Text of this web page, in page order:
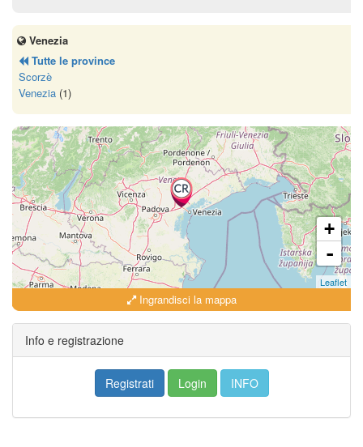
Venezia
Tutte le province
Scorzè
Venezia (1)
+
-
Leaflet
Ingrandisci la mappa
Info e registrazione
Registrati Login INFO